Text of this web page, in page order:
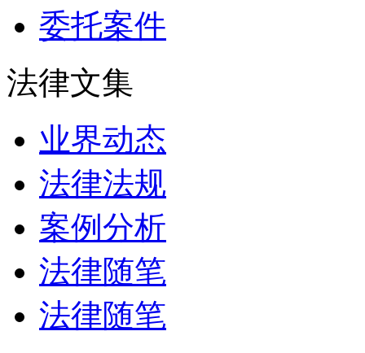
委托案件
法律文集
业界动态
法律法规
案例分析
法律随笔
法律随笔